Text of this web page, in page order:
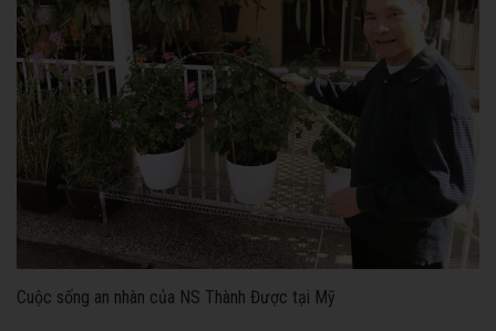
Cuộc sống an nhàn của NS Thành Được tại Mỹ